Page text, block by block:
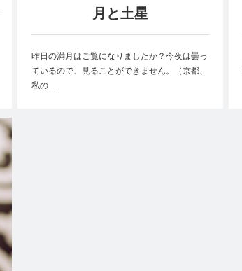
月と土星
昨日の満月はご覧になりましたか？今夜は曇っ
ているので、見ることができません。（京都、
私の…